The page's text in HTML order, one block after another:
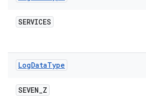
SERVICES
LogDataType
SEVEN_Z